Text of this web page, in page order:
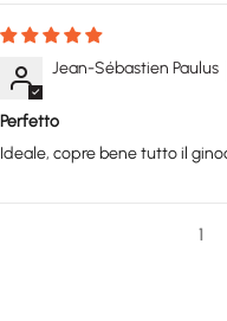
Jean-Sébastien Paulus
Perfetto
Ideale, copre bene tutto il
1